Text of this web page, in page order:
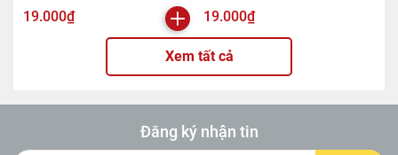
19.000₫ 19.000₫
Xem tất cả
Đăng ký nhận tin